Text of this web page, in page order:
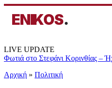
ENIKOS.
LIVE UPDATE
Φωτιά στο Στεφάνι Κορινθίας –
Αρχική » Πολιτική